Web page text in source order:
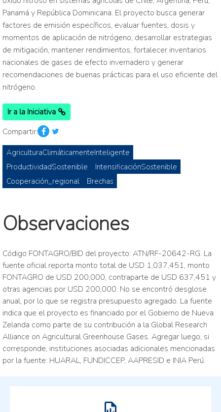
Panamá y República Dominicana. El proyecto busca generar
factores de emisión específicos, evaluar fuentes, dosis y
momentos de aplicación de nitrógeno, desarrollar estrategias
de mitigación, mantener rendimientos, fortalecer inventarios
nacionales de gases de efecto invernadero y generar
recomendaciones de buenas prácticas para el uso eficiente del
nitrógeno.
Ir a la Iniciativa
Compartir:
AgriculturaClimáticamenteInteligente
ProductividadSostenible
IntensificaciónSostenible
Cooperación_regional
Brechas
Observaciones
Código FONTAGRO/BID del proyecto: ATN/RF-20642-RG. La
fuente oficial reporta monto total de USD 1,037,451, monto
FONTAGRO de USD 200,000, contraparte de USD 637,451 y
otras agencias por USD 200,000. No se encontró desglose
anual, por lo que se registra presupuesto agregado. La fuente
indica que el proyecto es financiado por el Gobierno de Nueva
Zelanda como parte de su contribución a la Global Research
Alliance on Agricultural Greenhouse Gases. Agregar luego, si
corresponde, instituciones asociadas adicionales mencionadas
por la fuente: HUARAL, FUNDICCEP, AAPRESID e INIA Perú.